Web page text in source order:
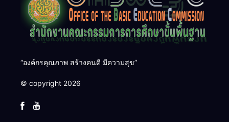
“องค์กรคุณภาพ สร้างคนดี มีความสุข”
© copyright 2026